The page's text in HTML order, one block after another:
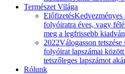
Természet Világa
ElőfizetésKedvezményes
folyóiratra éves, vagy
meg a legfrissebb
2022Válogasson
folyóirat lapszámai
tetszőleges lapszámot
Rólunk